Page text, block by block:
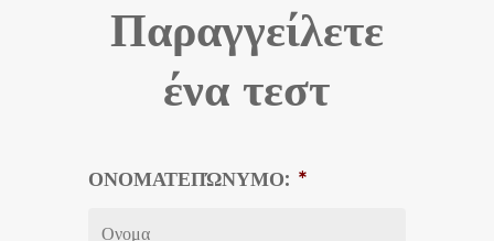
Παραγγείλετε
ένα τεστ
ΟΝΟΜΑΤΕΠΏΝΥΜΟ: *